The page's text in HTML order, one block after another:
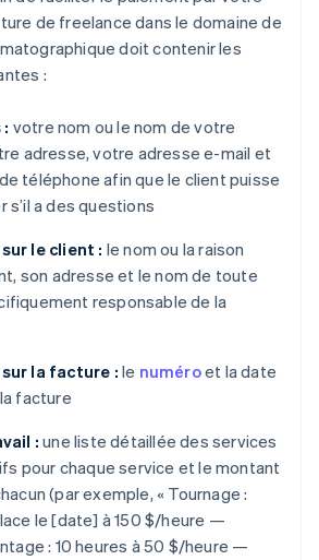
de freelance dans le domaine de
doit contenir les
:
votre nom ou le nom de votre
adresse, votre adresse e-mail et
téléphone afin que le client puisse
a des questions
le client : le nom ou la raison
son adresse et le nom de toute
responsable de la
la facture : le numéroet la date
facture
: une liste détaillée des services
pour chaque service et le montant
(par exemple, « Tournage :
le [date] à 150 $/heure —
: 10 heures à 50 $/heure —